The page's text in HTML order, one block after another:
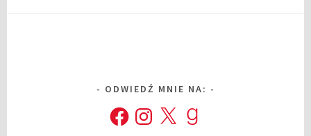
ODWIEDŹ MNIE NA:
FacebookInstagram
X Goodreads